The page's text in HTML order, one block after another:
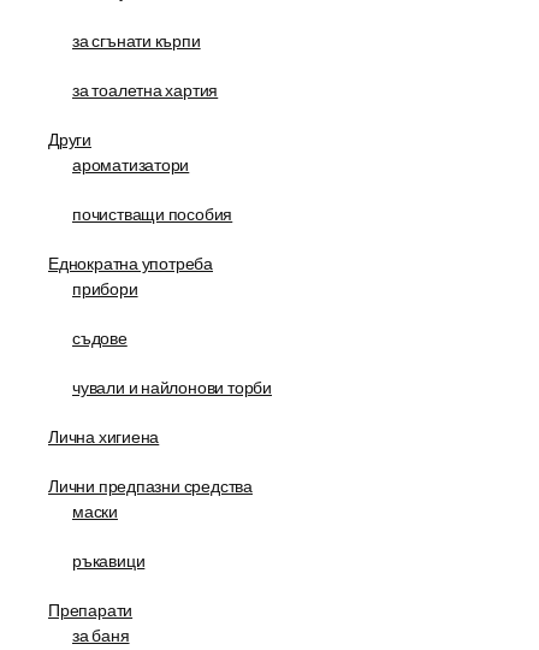
за сгънати кърпи
за тоалетна хартия
Други
ароматизатори
почистващи пособия
Еднократна употреба
прибори
съдове
чували и найлонови торби
Лична хигиена
Лични предпазни средства
маски
ръкавици
Препарати
за баня